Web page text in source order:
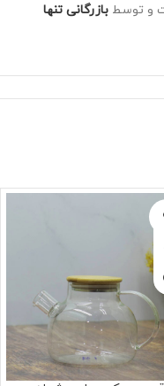
و توسط بازرگانی تنها